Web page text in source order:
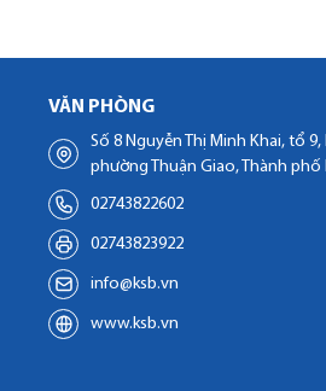
VĂN PHÒNG
Số 8 Nguyễn Thị Minh Khai, tổ
phường Thuận Giao, Thành phố
02743822602
02743823922
info@ksb.vn
www.ksb.vn